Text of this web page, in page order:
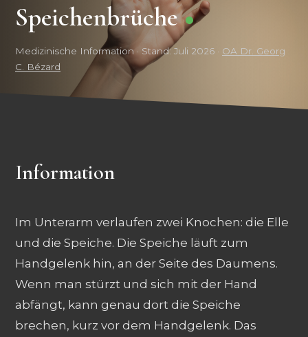
Speichenbrüche
Medizinische Information · Stand: Juli 2026 · OA Dr. Georg
C. Bézard
Information
Im Unterarm verlaufen zwei Knochen: die Elle
und die Speiche. Die Speiche läuft zum
Handgelenk hin, an der Seite des Daumens.
Wenn man stürzt und sich mit der Hand
abfängt, kann genau dort die Speiche
brechen, kurz vor dem Handgelenk. Das